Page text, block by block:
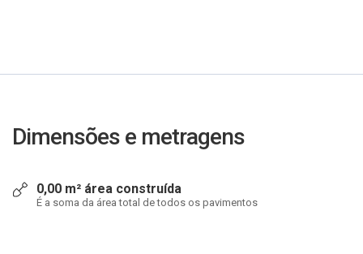
Dimensões e metragens
0,00 m² área construída
É a soma da área total de todos os pavimentos